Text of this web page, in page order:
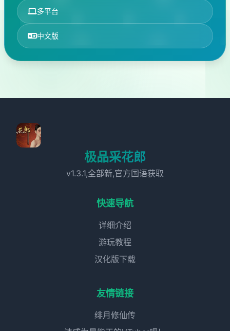
多平台
中文版
极品采花郎
v1.3.1,全部新,官方国语获取
快速导航
详细介绍
游玩教程
汉化版下载
友情链接
绯月修仙传